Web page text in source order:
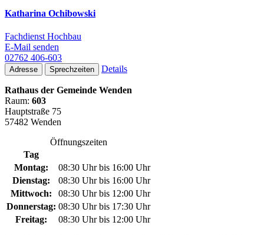
Katharina Ochibowski
Fachdienst Hochbau
E-Mail senden
02762 406-603
Adresse Sprechzeiten Details
Rathaus der Gemeinde Wenden
Raum: 603
Hauptstraße 75
57482 Wenden
Öffnungszeiten
Tag
Montag:
08:30 Uhr bis 16:00 Uhr
Dienstag:
08:30 Uhr bis 16:00 Uhr
Mittwoch:
08:30 Uhr bis 12:00 Uhr
Donnerstag: 08:30 Uhr bis 17:30 Uhr
Freitag:
08:30 Uhr bis 12:00 Uhr